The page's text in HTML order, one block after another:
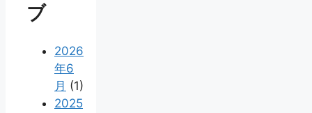
ブ
2026
年6
月 (1)
2025